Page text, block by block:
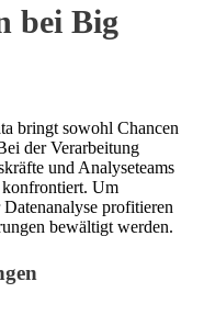
bei Big
bringt sowohl Chancen
der Verarbeitung
und Analyseteams
konfrontiert. Um
profitieren
bewältigt werden.